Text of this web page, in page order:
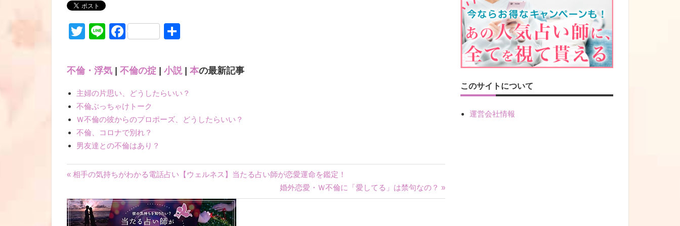
Twitter
LineFacebook
不倫・浮気 | 不倫の掟 | 小説| 本の最新記事
主婦の片思い、どうしたらいい？
不倫ぶっちゃけトーク
Ｗ不倫の彼からのプロポーズ、どうしたらいい？
不倫、コロナで別れ？
男友達との不倫はあり？
稿
« 相手の気持ちがわかる電話占い【ウェルネス】当たる占い師が恋愛運命を鑑定！
婚外恋愛・Ｗ不倫に「愛してる」は禁句なの？ »
このサイトについて
運営会社情報